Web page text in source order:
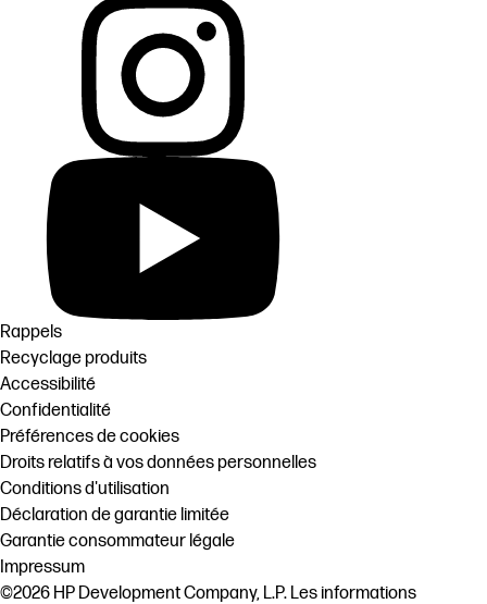
Rappels
Recyclage produits
Accessibilité
Confidentialité
Préférences de cookies
Droits relatifs à vos données personnelles
Conditions d'utilisation
Déclaration de garantie limitée
Garantie consommateur légale
Impressum
©2026 HP Development Company, L.P. Les informations